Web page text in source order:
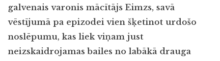
galvenais varonis mācītājs Eimzs, savā
vēstījumā pa epizodei vien šķetinot urdošo
noslēpumu, kas liek viņam just
neizskaidrojamas bailes no labākā drauga